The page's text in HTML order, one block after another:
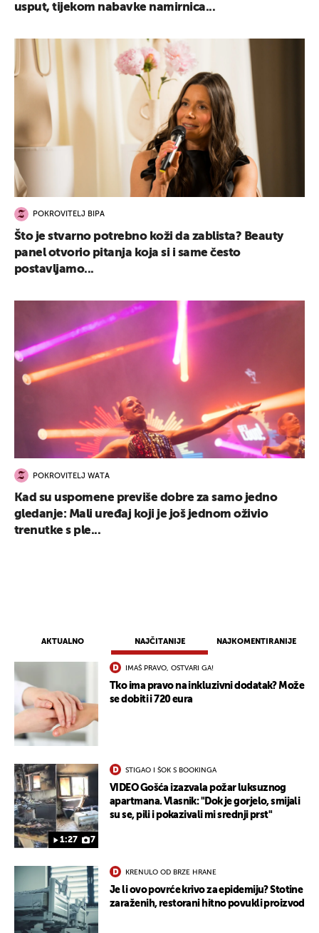
AKTUALNO NAJČITANIJE NAJKOMENTIRANIJE
IMAŠ PRAVO, OSTVARI GA!
Tko ima pravo na inkluzivni dodatak? Može
se dobiti i 720 eura
1:27 7
STIGAO I ŠOK S BOOKINGA
VIDEO Gošća izazvala požar luksuznog
apartmana. Vlasnik: "Dok je gorjelo, smijali
su se, pili i pokazivali mi srednji prst"
KRENULO OD BRZE HRANE
Je li ovo povrće krivo za epidemiju? Stotine
zaraženih, restorani hitno povukli proizvod
usput, tijekom nabavke namirnica...
POKROVITELJ BIPA
Što je stvarno potrebno koži da zablista? Beauty
panel otvorio pitanja koja si i same često
postavljamo...
POKROVITELJ WATA
Kad su uspomene previše dobre za samo jedno
gledanje: Mali uređaj koji je još jednom oživio
trenutke s ple...